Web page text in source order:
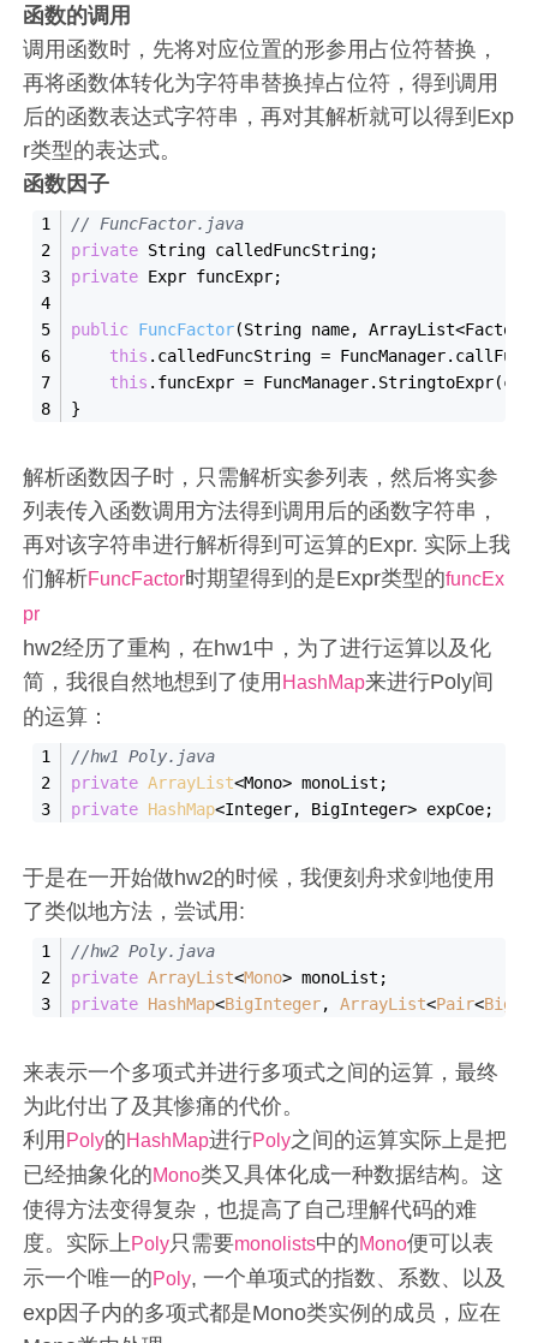
函数的调用
调用函数时，先将对应位置的形参用占位符替换，
再将函数体转化为字符串替换掉占位符，得到调用
后的函数表达式字符串，再对其解析就可以得到Exp
r类型的表达式。
函数因子
// FuncFactor.java
private String calledFuncString;
private Expr funcExpr;
public FuncFactor(String name,
this .calledFuncString = FuncManager. call
this .funcExpr = FuncManager. StringtoExpr(
}
解析函数因子时，只需解析实参列表，然后将实参
列表传入函数调用方法得到调用后的函数字符串，
再对该字符串进行解析得到可运算的Expr. 实际上我
们解析FuncFactor时期望得到的是Expr类型的funcEx
pr
hw2经历了重构，在hw1中，为了进行运算以及化
简，我很自然地想到了使用 HashMap来进行Poly间
的运算：
//hw1 Poly.java
private ArrayList<Mono> monoList;
private HashMap<Integer, BigInteger> expCoe;
于是在一开始做hw2的时候，我便刻舟求剑地使用
了类似地方法，尝试用:
//hw2 Poly.java
private ArrayList<Mono> monoList;
private HashMap<BigInteger, ArrayList<Pair<
来表示一个多项式并进行多项式之间的运算，最终
为此付出了及其惨痛的代价。
利用 Poly的HashMap进行Poly之间的运算实际上是把
已经抽象化的Mono类又具体化成一种数据结构。这
使得方法变得复杂，也提高了自己理解代码的难
度。实际上 Poly只需要monolists中的Mono便可以表
示一个唯一的Poly, 一个单项式的指数、系数、以及
exp因子内的多项式都是Mono类实例的成员，应在